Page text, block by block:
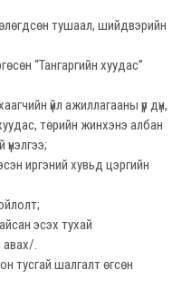
тушаал, шийдвэрийн
“Тангаргийн хуудас”
үйл ажиллагааны үр дүн,
төрийн жинхэнэ албан
иргэний хувьд цэргийн
эсэх тухай
.
тусгай шалгалт өгсөн